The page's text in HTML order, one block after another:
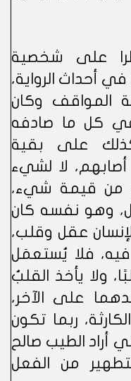
على شخصية
الرواية،
المواقف وكان
كل ما صادفه
على بقية
لا لشيء
من قيمة شيء،
وهو نفسه كان
عقل وقلب،
فلا يُستعمَل
ولا يأخذ القلبُ
على الآخر،
ربما تكون
أراد الطيب صالح
من الفعل